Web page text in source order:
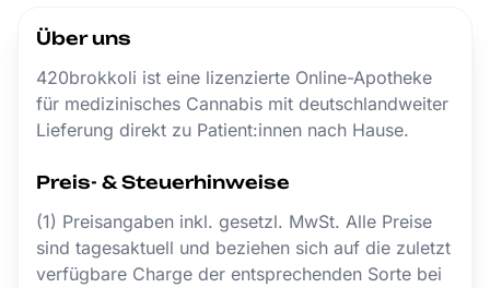
Über uns
420brokkoli ist eine lizenzierte Online-Apotheke
für medizinisches Cannabis mit deutschlandweiter
Lieferung direkt zu Patient:innen nach Hause.
Preis- & Steuerhinweise
(1) Preisangaben inkl. gesetzl. MwSt. Alle Preise
sind tagesaktuell und beziehen sich auf die zuletzt
verfügbare Charge der entsprechenden Sorte bei